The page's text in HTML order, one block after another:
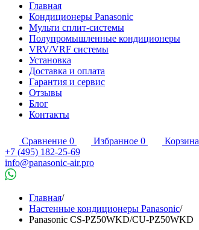
Главная
Кондиционеры Panasonic
Мульти сплит-системы
Полупромышленные кондиционеры
VRV/VRF системы
Установка
Доставка и оплата
Гарантия и сервис
Отзывы
Блог
Контакты
Сравнение 0 Избранное 0 Корзина
+7 (495) 182-25-69
info@panasonic-air.pro
Главная/
Настенные кондиционеры Panasonic/
Panasonic CS-PZ50WKD/CU-PZ50WKD